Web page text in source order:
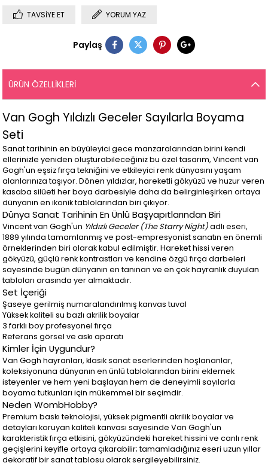
TAVSIYE ET YORUM YAZ
Paylaş
ÜRÜN ÖZELLIKLERI
Van Gogh Yıldızlı Geceler Sayılarla Boyama
Seti
Sanat tarihinin en büyüleyici gece manzaralarından birini kendi
ellerinizle yeniden oluşturabileceğiniz bu özel tasarım, Vincent van
Gogh'un eşsiz fırça tekniğini ve etkileyici renk dünyasını yaşam
alanlarınıza taşıyor. Dönen yıldızlar, hareketli gökyüzü ve huzur veren
kasaba silüeti her boya darbesiyle daha da belirginleşirken ortaya
dünyanın en ikonik tablolarından biri çıkıyor.
Dünya Sanat Tarihinin En Ünlü Başyapıtlarından Biri
Vincent van Gogh'un Yıldızlı Geceler (The Starry Night)adlı eseri,
1889 yılında tamamlanmış ve post-empresyonist sanatın en önemli
örneklerinden biri olarak kabul edilmiştir. Hareket hissi veren
gökyüzü, güçlü renk kontrastları ve kendine özgü fırça darbeleri
sayesinde bugün dünyanın en tanınan ve en çok hayranlık duyulan
tabloları arasında yer almaktadır.
Set İçeriği
Şaseye gerilmiş numaralandırılmış kanvas tuval
Yüksek kaliteli su bazlı akrilik boyalar
3 farklı boy profesyonel fırça
Referans görsel ve askı aparatı
Kimler İçin Uygundur?
Van Gogh hayranları, klasik sanat eserlerinden hoşlananlar,
koleksiyonuna dünyanın en ünlü tablolarından birini eklemek
isteyenler ve hem yeni başlayan hem de deneyimli sayılarla
boyama tutkunları için mükemmel bir seçimdir.
Neden WombHobby?
Premium baskı teknolojisi, yüksek pigmentli akrilik boyalar ve
detayları koruyan kaliteli kanvası sayesinde Van Gogh'un
karakteristik fırça etkisini, gökyüzündeki hareket hissini ve canlı renk
geçişlerini keyifle ortaya çıkarabilir; tamamladığınız eseri uzun yıllar
dekoratif bir sanat tablosu olarak sergileyebilirsiniz.